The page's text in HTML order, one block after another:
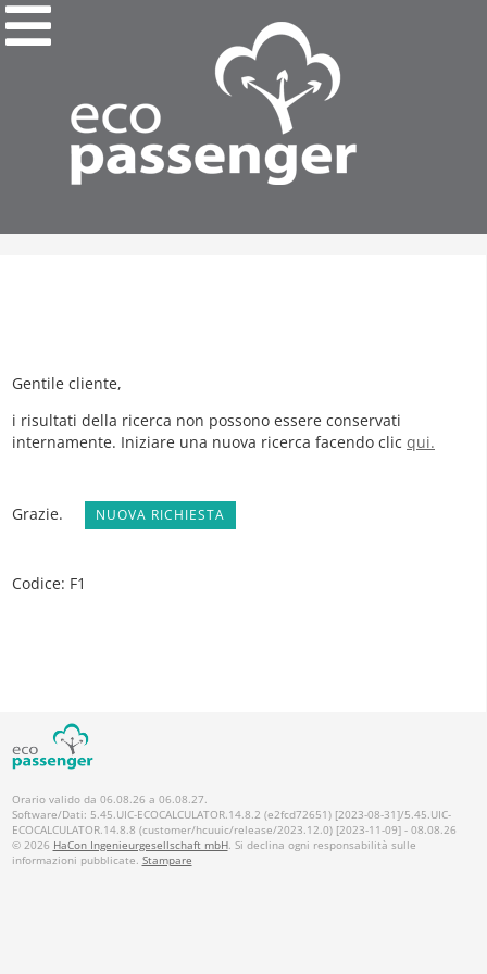
Gentile cliente,
i risultati della ricerca non possono essere conservati
internamente. Iniziare una nuova ricerca facendo clicqui.
Grazie. NUOVA RICHIESTA
Codice: F1
Orario valido da 06.08.26 a 06.08.27.
Software/Dati: 5.45.UIC-ECOCALCULATOR.14.8.2 (e2fcd72651) [2023-08-31]/5.45.UIC-
ECOCALCULATOR.14.8.8 (customer/hcuuic/release/2023.12.0) [2023-11-09] - 08.08.26
© 2026 HaCon Ingenieurgesellschaft mbH. Si declina ogni responsabilità sulle
informazioni pubblicate. Stampare